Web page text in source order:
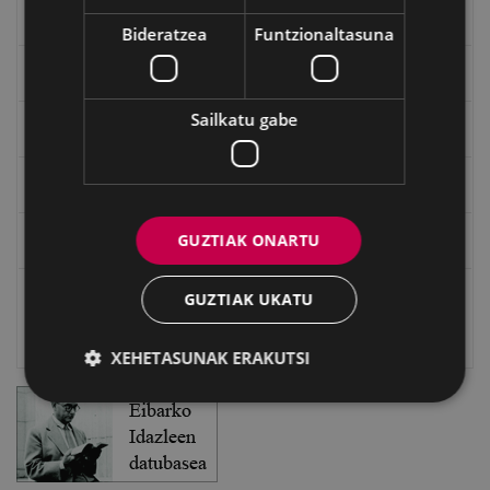
"Gure Herria" aldizkaria
Txostenak eta dokumentuak
Eibarko Bideoteka
Eibarko Fonoteka
Eibarko Idazlanen Datu-basea
Bideratzea Funtzionaltasuna
Sailkatu gabe
GUZTIAK ONARTU
GUZTIAK UKATU
XEHETASUNAK ERAKUTSI